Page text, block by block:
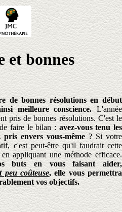
et bonnes
de bonnes résolutions en début
meilleure conscience.L'année
pris de bonnes résolutions. C'est le
faire le bilan : avez-vous tenu les
pris envers vous-même? Si votre
c'est peut-être qu'il faudrait cette
appliquant une méthode efficace.
buts en vous faisant aider,
peu coûteuse, elle vous permettra
vos objectifs.